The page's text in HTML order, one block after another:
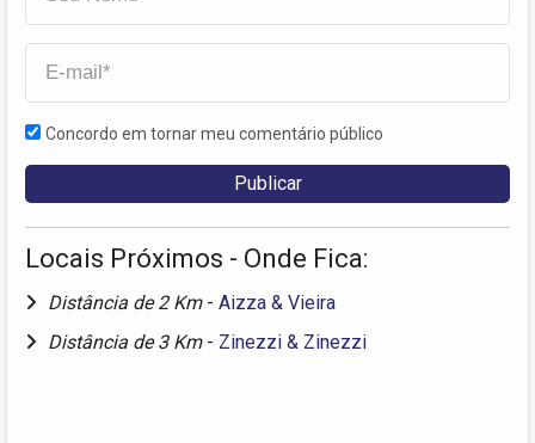
Concordo em tornar meu comentário público
Locais Próximos - Onde Fica:
Distância de 2 Km - Aizza & Vieira
Distância de 3 Km - Zinezzi & Zinezzi